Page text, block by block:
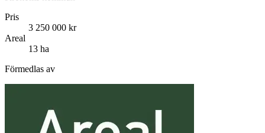
Pris
3 250 000 kr
Areal
13 ha
Förmedlas av